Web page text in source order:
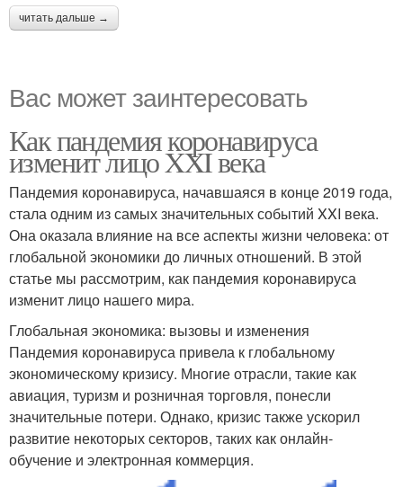
читать дальше →
Вас может заинтересовать
Как пандемия коронавируса
изменит лицо XXI века
Пандемия коронавируса, начавшаяся в конце 2019 года,
стала одним из самых значительных событий XXI века.
Она оказала влияние на все аспекты жизни человека: от
глобальной экономики до личных отношений. В этой
статье мы рассмотрим, как пандемия коронавируса
изменит лицо нашего мира.
Глобальная экономика: вызовы и изменения
Пандемия коронавируса привела к глобальному
экономическому кризису. Многие отрасли, такие как
авиация, туризм и розничная торговля, понесли
значительные потери. Однако, кризис также ускорил
развитие некоторых секторов, таких как онлайн-
обучение и электронная коммерция.